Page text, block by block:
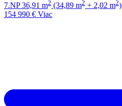
7.NP 36,91 m2 (34,89 m2 + 2,02 m2)
154 990 € Viac